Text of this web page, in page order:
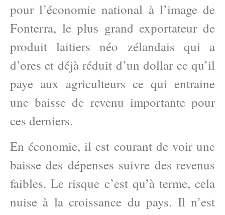
pour l’économie national à l’image de
Fonterra, le plus grand exportateur de
produit laitiers néo zélandais qui a
d’ores et déjà réduit d’un dollar ce qu’il
paye aux agriculteurs ce qui entraine
une baisse de revenu importante pour
ces derniers.
En économie, il est courant de voir une
baisse des dépenses suivre des revenus
faibles. Le risque c’est qu’à terme, cela
nuise à la croissance du pays. Il n’est